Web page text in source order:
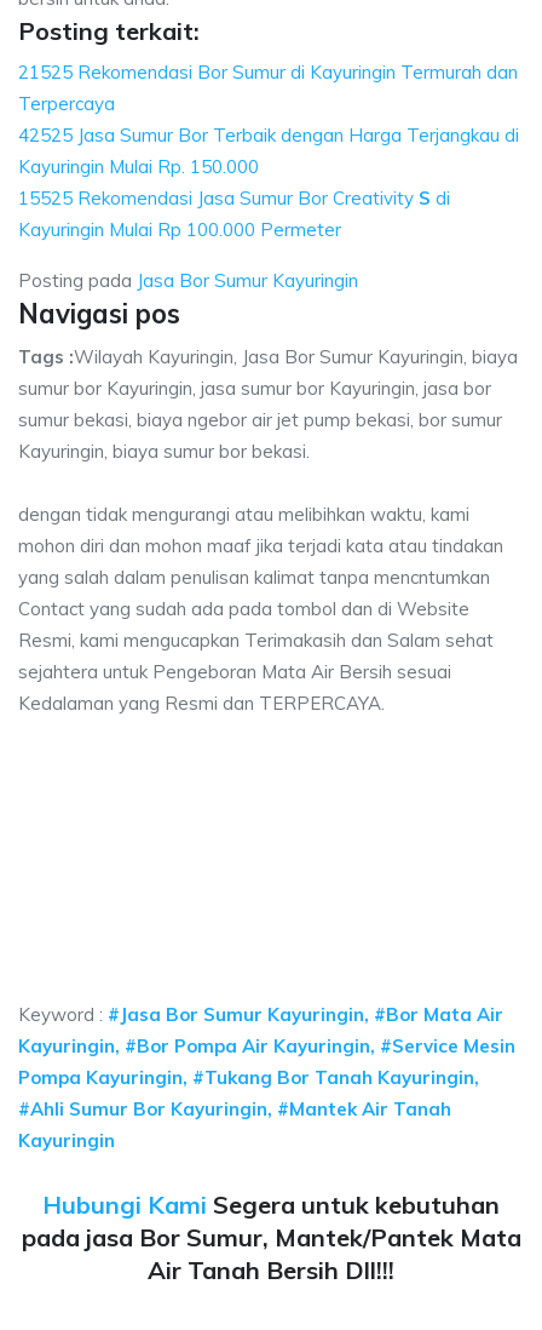
Posting terkait:
21525 Rekomendasi Bor Sumur di Kayuringin Termurah dan
Terpercaya
42525 Jasa Sumur Bor Terbaik dengan Harga Terjangkau di
Kayuringin Mulai Rp. 150.000
15525 Rekomendasi Jasa Sumur Bor Creativity S di
Kayuringin Mulai Rp 100.000 Permeter
Posting pada Jasa Bor Sumur Kayuringin
Navigasi pos
Tags :Wilayah Kayuringin, Jasa Bor Sumur Kayuringin, biaya
sumur bor Kayuringin, jasa sumur bor Kayuringin, jasa bor
sumur bekasi, biaya ngebor air jet pump bekasi, bor sumur
Kayuringin, biaya sumur bor bekasi.
dengan tidak mengurangi atau melibihkan waktu, kami
mohon diri dan mohon maaf jika terjadi kata atau tindakan
yang salah dalam penulisan kalimat tanpa mencntumkan
Contact yang sudah ada pada tombol dan di Website
Resmi, kami mengucapkan Terimakasih dan Salam sehat
sejahtera untuk Pengeboran Mata Air Bersih sesuai
Kedalaman yang Resmi dan TERPERCAYA.
Keyword : #Jasa Bor Sumur Kayuringin, #Bor Mata Air
Kayuringin, #Bor Pompa Air Kayuringin, #Service Mesin
Pompa Kayuringin, #Tukang Bor Tanah Kayuringin,
#Ahli Sumur Bor Kayuringin, #Mantek Air Tanah
Kayuringin
Hubungi Kami Segera untuk kebutuhan
pada jasa Bor Sumur, Mantek/Pantek Mata
Air Tanah Bersih Dll!!!